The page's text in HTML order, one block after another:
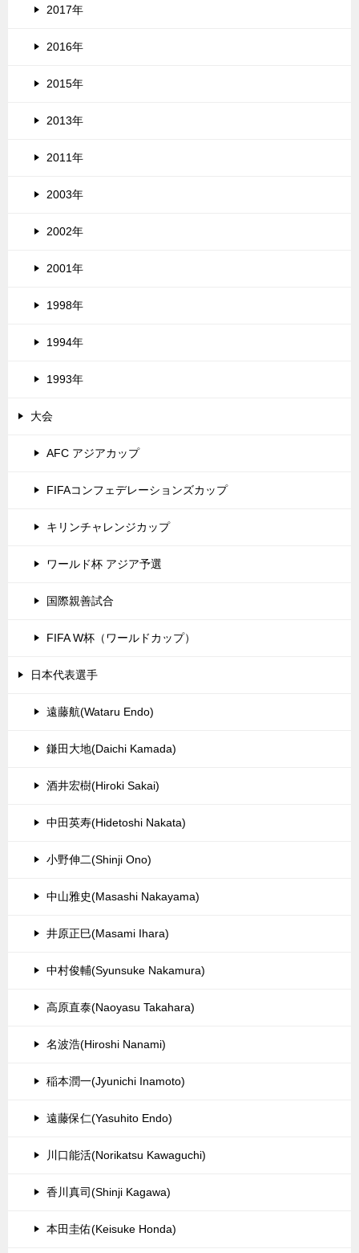
2017年
2016年
2015年
2013年
2011年
2003年
2002年
2001年
1998年
1994年
1993年
大会
AFC アジアカップ
FIFAコンフェデレーションズカップ
キリンチャレンジカップ
ワールド杯 アジア予選
国際親善試合
FIFA W杯（ワールドカップ）
日本代表選手
遠藤航(Wataru Endo)
鎌田大地(Daichi Kamada)
酒井宏樹(Hiroki Sakai)
中田英寿(Hidetoshi Nakata)
小野伸二(Shinji Ono)
中山雅史(Masashi Nakayama)
井原正巳(Masami Ihara)
中村俊輔(Syunsuke Nakamura)
高原直泰(Naoyasu Takahara)
名波浩(Hiroshi Nanami)
稲本潤一(Jyunichi Inamoto)
遠藤保仁(Yasuhito Endo)
川口能活(Norikatsu Kawaguchi)
香川真司(Shinji Kagawa)
本田圭佑(Keisuke Honda)